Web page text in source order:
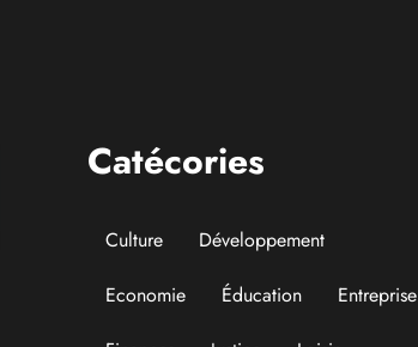
Catécories
Culture
Développement
Economie
Éducation
Entreprise